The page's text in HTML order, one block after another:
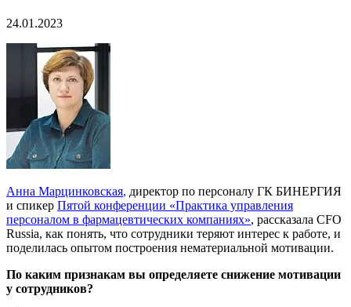
24.01.2023
Анна Марцинковская, директор по персоналу ГК БИНЕРГИЯ
и спикер Пятой конференции «Практика управления
персоналом в фармацевтических компаниях», рассказала CFO
Russia, как понять, что сотрудники теряют интерес к работе, и
поделилась опытом построения нематериальной мотивации.
По каким признакам вы определяете снижение мотивации
у сотрудников?